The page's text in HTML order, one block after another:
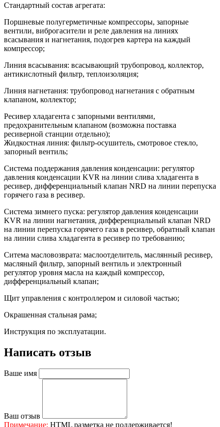
Стандартный состав агрегата:
Поршневые полугерметичные компрессоры, запорные
вентили, виброгасители и реле давления на линиях
всасывания и нагнетания, подогрев картера на каждый
компрессор;
Линия всасывания: всасывающий трубопровод, коллектор,
антикислотный фильтр, теплоизоляция;
Линия нагнетания: трубопровод нагнетания с обратным
клапаном, коллектор;
Ресивер хладагента с запорными вентилями,
предохранительным клапаном (возможна поставка
ресиверной станции отдельно);
Жидкостная линия: фильтр-осушитель, смотровое стекло,
запорный вентиль;
Система поддержания давления конденсации: регулятор
давления конденсации KVR на линии слива хладагента в
ресивер, дифференциальный клапан NRD на линии перепуска
горячего газа в ресивер.
Cистема зимнего пуска: регулятор давления конденсации
KVR на линии нагнетания, дифференциальный клапан NRD
на линии перепуска горячего газа в ресивер, обратный клапан
на линии слива хладагента в ресивер по требованию;
Ситема масловозврата: маслоотделитель, маслянный ресивер,
масляный фильтр, запорный вентиль и электронный
регулятор уровня масла на каждый компрессор,
дифференциальный клапан;
Щит управления с контроллером и силовой частью;
Окрашенная стальная рама;
Инструкция по эксплуатации.
Написать отзыв
Ваше имя
Ваш отзыв
Примечание: HTML разметка не поддерживается!